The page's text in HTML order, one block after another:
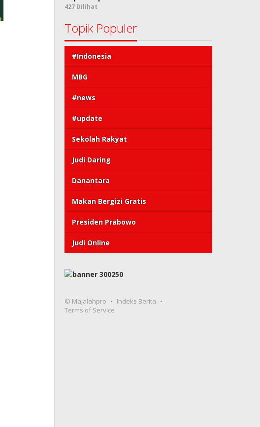
427 Dilihat
Topik Populer
#Indonesia
MBG
#news
#update
Sekolah Rakyat
Judi Daring
Danantara
Makan Bergizi Gratis
Presiden Prabowo
Judi Online
© Majalahpro
Indeks Berita
Terms of Service